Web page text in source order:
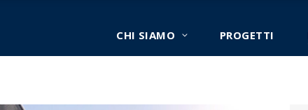
CHI SIAMO PROGETTI